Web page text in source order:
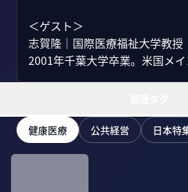
＜ゲスト＞
志賀隆｜国際医療福祉大学教授
2001年千葉大学卒業。米国メ
健康医療 公共経営 日本特